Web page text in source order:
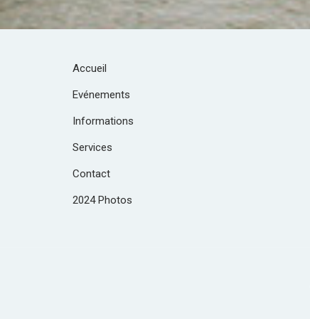
Accueil
Evénements
Informations
Services
Contact
2024 Photos